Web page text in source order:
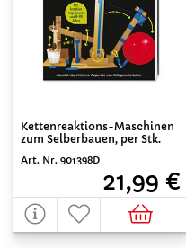
Kettenreaktions-Maschinen
zum Selberbauen, per Stk.
Art. Nr. 901398D
21,99 €